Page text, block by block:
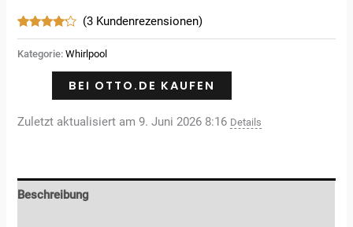
Bewertet
mit4.00
von 5,
basierend
3
Kundenbewertungen
(3 Kundenrezensionen)
Kategorie:Whirlpool
BEI OTTO.DE KAUFEN
Zuletzt aktualisiert am 9. Juni 2026 8:16 Details
Beschreibung